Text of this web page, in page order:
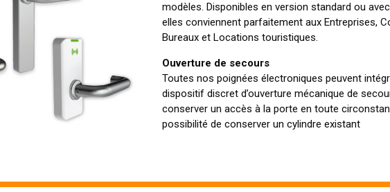
modèles. Disponibles en version standard ou
elles conviennent parfaitement aux Entreprises,
Bureaux et Locations touristiques.
Ouverture de secours
Toutes nos poignées électroniques peuvent
dispositif discret d’ouverture mécanique de
conserver un accès à la porte en toute
possibilité de conserver un cylindre existant